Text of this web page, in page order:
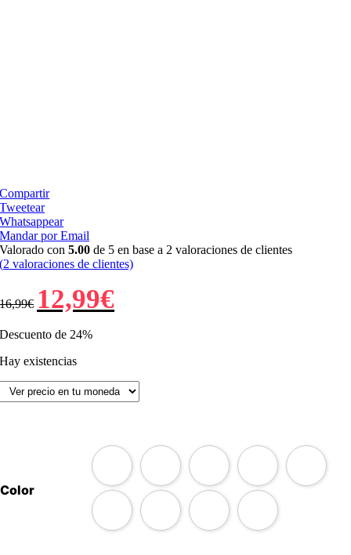
Compartir
Tweetear
Whatsappear
Mandar por Email
Valorado con5.00 de 5 en base a 2 valoraciones de clientes
(2 valoraciones de clientes)
16,99€
El
precio
era:
12,99€
Descuento de 24%
Hay existencias
Color